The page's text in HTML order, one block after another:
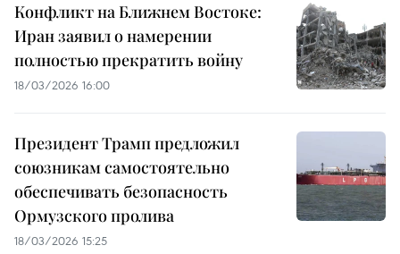
Конфликт на Ближнем Востоке:
Иран заявил о намерении
полностью прекратить войну
18/03/2026 16:00
Президент Трамп предложил
союзникам самостоятельно
обеспечивать безопасность
Ормузского пролива
18/03/2026 15:25